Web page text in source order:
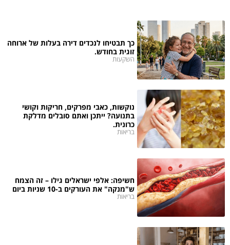
כך תבטיחו לנכדים דירה בעלות של ארוחה
זוגית בחודש.
השקעות
נוקשות, כאבי מפרקים, חריקות וקושי
בתנועה? ייתכן ואתם סובלים מדלקת
כרונית.
בריאות
חשיפה: אלפי ישראלים גילו – זה הצמח
ש"מנקה" את העורקים ב-10 שניות ביום
בריאות